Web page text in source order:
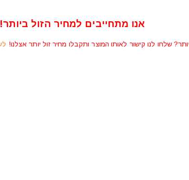
אנו מתחייבים למחיר הזול ביותר!
שלחו לנו קישור לאותו המוצר ותקבלו מחיר זול יותר אצלנו!